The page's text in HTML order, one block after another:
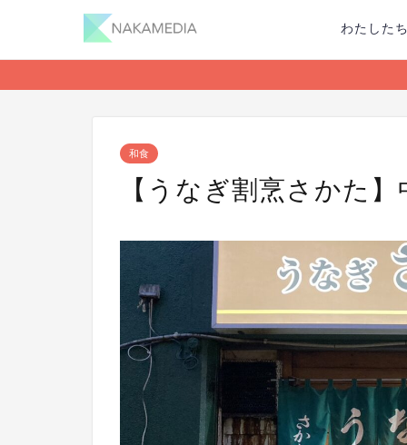
わたした
和食
【うなぎ割烹さかた